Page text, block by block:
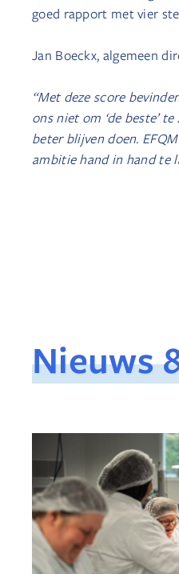
goed rapport met vier
Jan Boeckx, algemeen
“Met deze score
ons niet om ‘de beste’
beter blijven doen.
ambitie hand in hand te
Nieuws